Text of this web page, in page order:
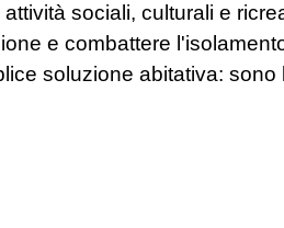
sociali, culturali e
e combattere
soluzione abitativa: sono